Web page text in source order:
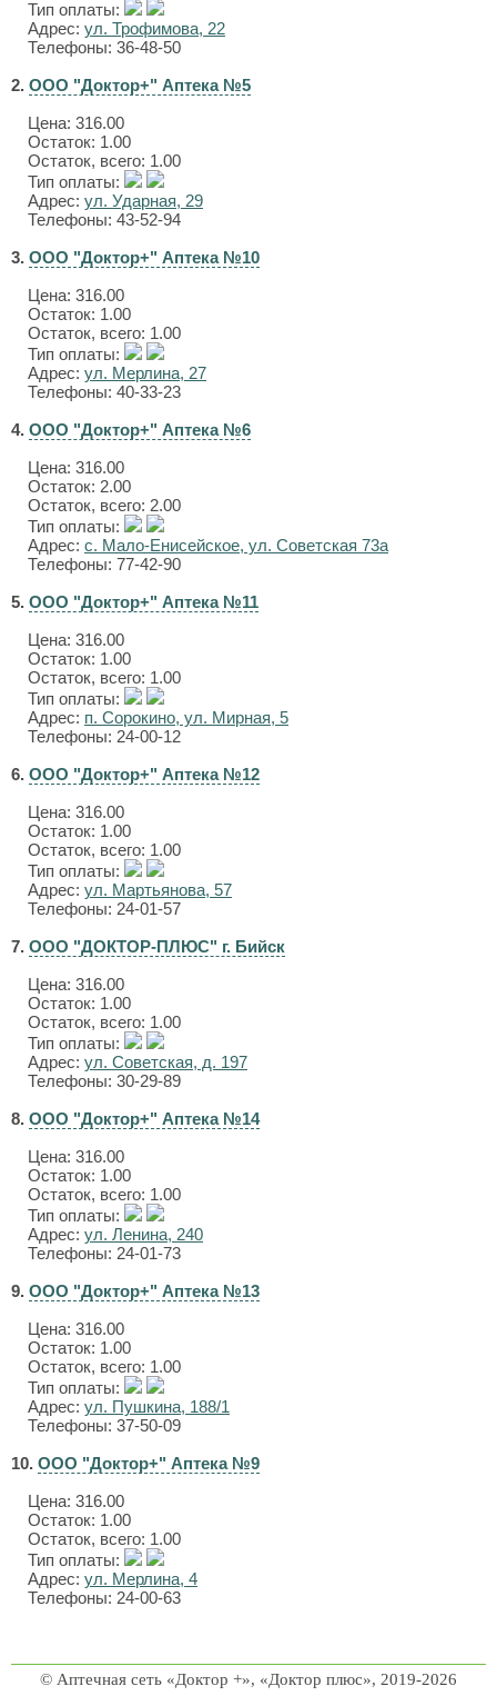
Тип оплаты:
Адрес: ул. Трофимова, 22
Телефоны: 36-48-50
2. ООО "Доктор+" Аптека №5
Цена: 316.00
Остаток: 1.00
Остаток, всего: 1.00
Тип оплаты:
Адрес: ул. Ударная, 29
Телефоны: 43-52-94
3. ООО "Доктор+" Аптека №10
Цена: 316.00
Остаток: 1.00
Остаток, всего: 1.00
Тип оплаты:
Адрес: ул. Мерлина, 27
Телефоны: 40-33-23
4. ООО "Доктор+" Аптека №6
Цена: 316.00
Остаток: 2.00
Остаток, всего: 2.00
Тип оплаты:
Адрес: с. Мало-Енисейское, ул. Советская 73а
Телефоны: 77-42-90
5. ООО "Доктор+" Аптека №11
Цена: 316.00
Остаток: 1.00
Остаток, всего: 1.00
Тип оплаты:
Адрес: п. Сорокино, ул. Мирная, 5
Телефоны: 24-00-12
6. ООО "Доктор+" Аптека №12
Цена: 316.00
Остаток: 1.00
Остаток, всего: 1.00
Тип оплаты:
Адрес: ул. Мартьянова, 57
Телефоны: 24-01-57
7. ООО "ДОКТОР-ПЛЮС" г. Бийск
Цена: 316.00
Остаток: 1.00
Остаток, всего: 1.00
Тип оплаты:
Адрес: ул. Советская, д. 197
Телефоны: 30-29-89
8. ООО "Доктор+" Аптека №14
Цена: 316.00
Остаток: 1.00
Остаток, всего: 1.00
Тип оплаты:
Адрес: ул. Ленина, 240
Телефоны: 24-01-73
9. ООО "Доктор+" Аптека №13
Цена: 316.00
Остаток: 1.00
Остаток, всего: 1.00
Тип оплаты:
Адрес: ул. Пушкина, 188/1
Телефоны: 37-50-09
10. ООО "Доктор+" Аптека №9
Цена: 316.00
Остаток: 1.00
Остаток, всего: 1.00
Тип оплаты:
Адрес: ул. Мерлина, 4
Телефоны: 24-00-63
© Аптечная сеть «Доктор +», «Доктор плюс», 2019-2026